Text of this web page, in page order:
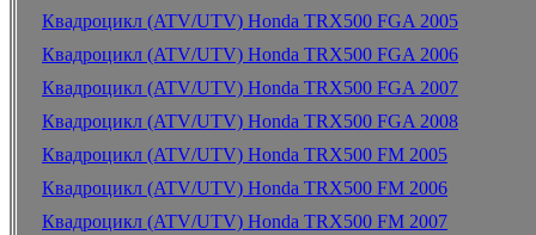
Квадроцикл (ATV/UTV) Honda TRX500 FGA 2005
Квадроцикл (ATV/UTV) Honda TRX500 FGA 2006
Квадроцикл (ATV/UTV) Honda TRX500 FGA 2007
Квадроцикл (ATV/UTV) Honda TRX500 FGA 2008
Квадроцикл (ATV/UTV) Honda TRX500 FM 2005
Квадроцикл (ATV/UTV) Honda TRX500 FM 2006
Квадроцикл (ATV/UTV) Honda TRX500 FM 2007